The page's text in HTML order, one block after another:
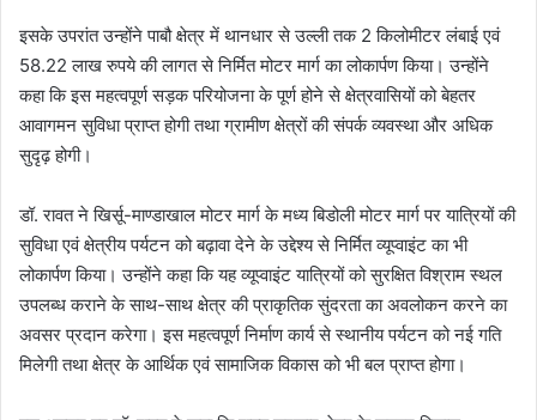
इसके उपरांत उन्होंने पाबौ क्षेत्र में थानधार से उल्ली तक 2 किलोमीटर लंबाई एवं
58.22 लाख रुपये की लागत से निर्मित मोटर मार्ग का लोकार्पण किया। उन्होंने
कहा कि इस महत्वपूर्ण सड़क परियोजना के पूर्ण होने से क्षेत्रवासियों को बेहतर
आवागमन सुविधा प्राप्त होगी तथा ग्रामीण क्षेत्रों की संपर्क व्यवस्था और अधिक
सुदृढ़ होगी।
डॉ. रावत ने खिर्सू-माण्डाखाल मोटर मार्ग के मध्य बिडोली मोटर मार्ग पर यात्रियों की
सुविधा एवं क्षेत्रीय पर्यटन को बढ़ावा देने के उद्देश्य से निर्मित व्यूप्वाइंट का भी
लोकार्पण किया। उन्होंने कहा कि यह व्यूप्वाइंट यात्रियों को सुरक्षित विश्राम स्थल
उपलब्ध कराने के साथ-साथ क्षेत्र की प्राकृतिक सुंदरता का अवलोकन करने का
अवसर प्रदान करेगा। इस महत्वपूर्ण निर्माण कार्य से स्थानीय पर्यटन को नई गति
मिलेगी तथा क्षेत्र के आर्थिक एवं सामाजिक विकास को भी बल प्राप्त होगा।